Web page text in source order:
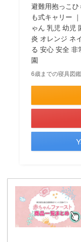
避難用抱っこ
も式キャリー
ゃん 乳児 幼児
炎 オレンジ ネ
る 安心 安全 非
園
6歳までの寝具図